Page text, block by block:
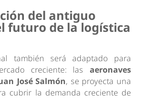
del antiguo
futuro de la logística
también será adaptado para
creciente: las aeronaves
José Salmón, se proyecta una
cubrir la demanda creciente de